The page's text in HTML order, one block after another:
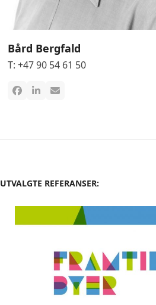
Bård Bergfald
T: +47 90 54 61 50
Facebook
Linkedin
Email
UTVALGTE REFERANSER: